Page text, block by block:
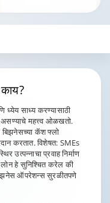
ध्येय साध्य करण्यासाठी
असण्याचे महत्त्व ओळखतो.
बिझनेसच्या कॅश फ्लो
करतात. विशेषत: SMEs
उत्पन्नाचा प्रवाह निर्माण
हे सुनिश्चित करेल की
ऑपरेशन्स सुरळीतपणे